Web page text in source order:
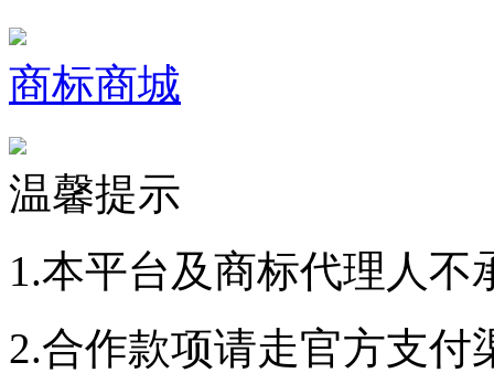
商标商城
温馨提示
1.本平台及商标代理人不
2.合作款项请走官方支